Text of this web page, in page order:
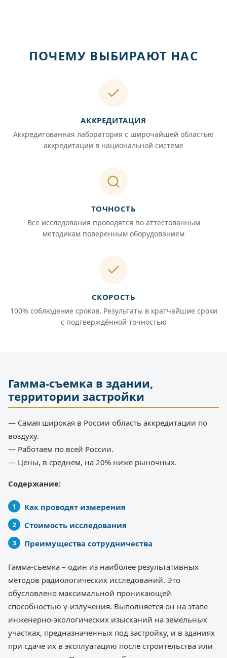
ПОЧЕМУ ВЫБИРАЮТ НАС
АККРЕДИТАЦИЯ
Аккредитованная лаборатория с широчайшей областью
аккредитации в национальной системе
ТОЧНОСТЬ
Все исследования проводятся по аттестованным
методикам поверенным оборудованием
СКОРОСТЬ
100% соблюдение сроков. Результаты в кратчайшие сроки
с подтверждённой точностью
Гамма-съемка в здании,
территории застройки
— Самая широкая в России область аккредитации по
воздуху.
— Работаем по всей России.
— Цены, в среднем, на 20% ниже рыночных.
Содержание:
Как проводят измерения
Стоимость исследования
Преимущества сотрудничества
Гамма-съемка – один из наиболее результативных
методов радиологических исследований. Это
обусловлено максимальной проникающей
способностью γ-излучения. Выполняется он на этапе
инженерно-экологических изысканий на земельных
участках, предназначенных под застройку, и в зданиях
при сдаче их в эксплуатацию после строительства или